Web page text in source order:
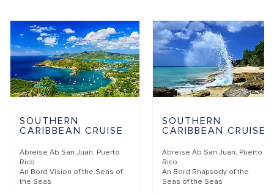
SOUTHERN
CARIBBEAN CRUISE
Abreise Ab San Juan, Puerto
Rico
An Bord Vision of the Seas of
the Seas
SOUTHERN
CARIBBEAN CRUISE
Abreise Ab San Juan, Puerto
Rico
An Bord Rhapsody of the
Seas of the Seas